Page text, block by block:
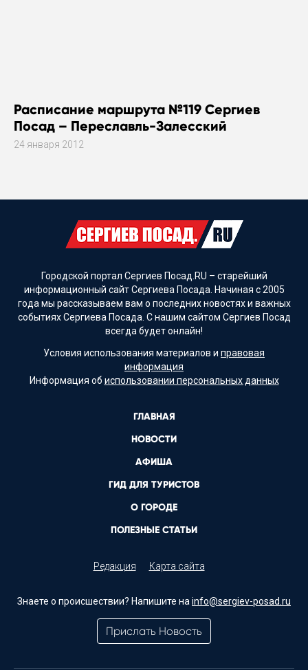
Расписание маршрута №119 Сергиев
Посад – Переславль-Залесский
24 января 2012
Городской портал Сергиев Посад.RU – старейший
информационный сайт Сергиева Посада. Начиная с 2005
года мы рассказываем вам о последних новостях и важных
событиях Сергиева Посада. С нашим сайтом Сергиев Посад
всегда будет онлайн!
Условия использования материалов и правовая
информация
Информация об использовании персональных данных
ГЛАВНАЯ
НОВОСТИ
АФИША
ГИД ДЛЯ ТУРИСТОВ
О ГОРОДЕ
ПОЛЕЗНЫЕ СТАТЬИ
Редакция Карта сайта
Знаете о происшествии? Напишите на info@sergiev-posad.ru
Прислать Новость